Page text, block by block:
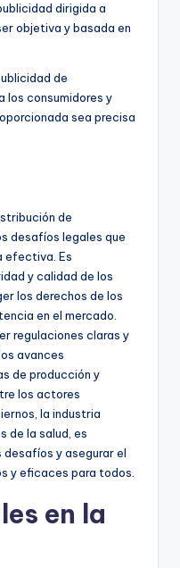
dirigida a
objetiva y basada en
de
los consumidores y
sea precisa
de
desafíos legales que
efectiva. Es
y calidad de los
los derechos de los
en el mercado.
regulaciones claras y
avances
de producción y
los actores
la industria
de la salud, es
y asegurar el
y eficaces para todos.
en la